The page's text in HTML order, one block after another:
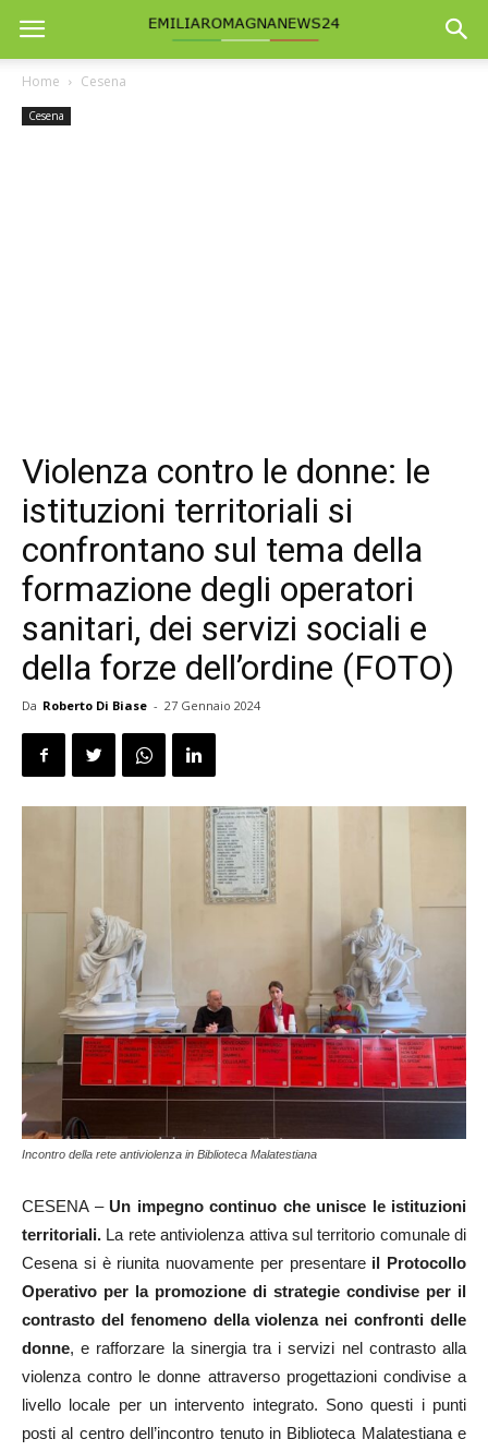
Home Cesena
Cesena
Violenza contro le donne: le
istituzioni territoriali si
confrontano sul tema della
formazione degli operatori
sanitari, dei servizi sociali e
della forze dell’ordine (FOTO)
Da Roberto Di Biase - 27 Gennaio 2024
Incontro della rete antiviolenza in Biblioteca Malatestiana
CESENA – Un impegno continuo che unisce le istituzioni
territoriali. La rete antiviolenza attiva sul territorio comunale di
Cesena si è riunita nuovamente per presentare il Protocollo
Operativo per la promozione di strategie condivise per il
contrasto del fenomeno della violenza nei confronti delle
donne, e rafforzare la sinergia tra i servizi nel contrasto alla
violenza contro le donne attraverso progettazioni condivise a
livello locale per un intervento integrato. Sono questi i punti
posti al centro dell’incontro tenuto in Biblioteca Malatestiana e